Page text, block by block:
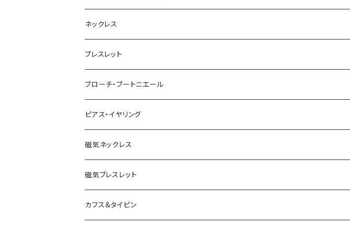
ネックレス
ブレスレット
ブローチ・ブートニエール
ピアス・イヤリング
磁気ネックレス
磁気ブレスレット
カフス＆タイピン